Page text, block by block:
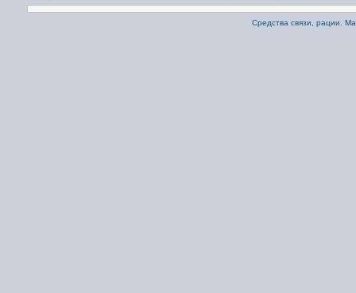
Средства связи, рации.